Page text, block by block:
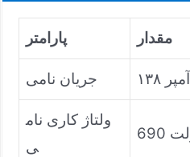
پارامتر مقدار
جریان نامی ۱۳۸ آمپر
ولتاژ کاری نام
ی